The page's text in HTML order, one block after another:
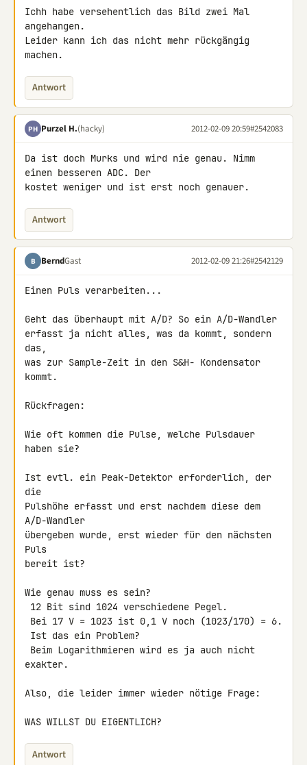
Ichh habe versehentlich das Bild zwei Mal
angehangen.
Leider kann ich das nicht mehr rückgängig
machen.
Antwort
PH Purzel H.(hacky) 2012-02-09 20:59#2542083
Da ist doch Murks und wird nie genau. Nimm
einen besseren ADC. Der
kostet weniger und ist erst noch genauer.
Antwort
B BerndGast 2012-02-09 21:26#2542129
Einen Puls verarbeiten...
Geht das überhaupt mit A/D? So ein A/D-Wandler
erfasst ja nicht alles, was da kommt, sondern
das,
was zur Sample-Zeit in den S&H- Kondensator
kommt.
Rückfragen:
Wie oft kommen die Pulse, welche Pulsdauer
haben sie?
Ist evtl. ein Peak-Detektor erforderlich, der
die
Pulshöhe erfasst und erst nachdem diese dem
A/D-Wandler
übergeben wurde, erst wieder für den nächsten
Puls
bereit ist?
Wie genau muss es sein?
exakter.
Also, die leider immer wieder nötige Frage:
WAS WILLST DU EIGENTLICH?
Antwort